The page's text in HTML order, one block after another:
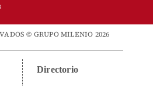
© GRUPO MILENIO 2026
Directorio